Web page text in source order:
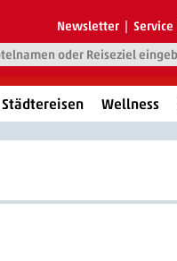
Newsletter Service
Städtereisen Wellness